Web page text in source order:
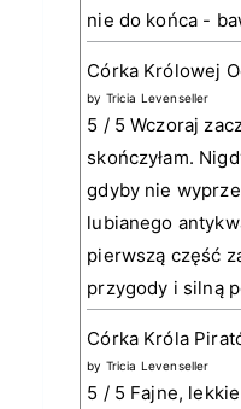
nie do końca -
Córka Królowej
by Tricia Levenseller
5 / 5 Wczoraj
skończyłam.
gdyby nie
lubianego
pierwszą część
przygody i silną
Córka Króla
by Tricia Levenseller
5 / 5 Fajne,